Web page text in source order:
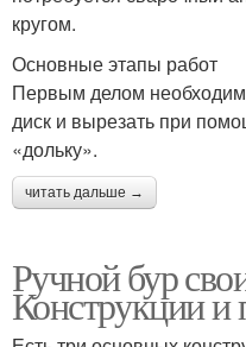
кругом.
Основные этапы работ
Первым делом
диск и вырезать при
«дольку».
читать дальше →
Ручной бур
Конструкции и